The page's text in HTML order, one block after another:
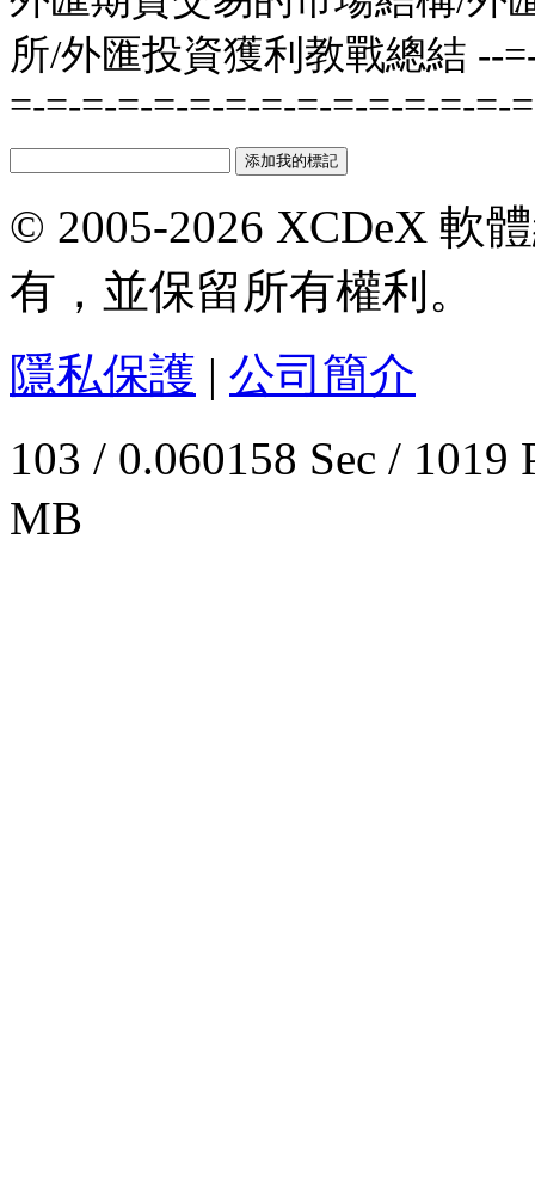
所/外匯投資獲利教戰總結 --
=-=-=-=-=-=-=-=-=-=-=-=-=-=-
© 2005-2026 XCDeX 軟
有，並保留所有權利。
隱私保護 | 公司簡介
103 / 0.060158 Sec /
MB